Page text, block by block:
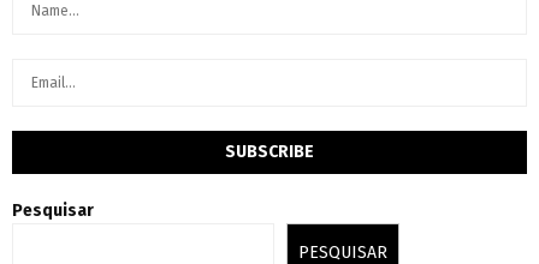
Pesquisar
PESQUISAR